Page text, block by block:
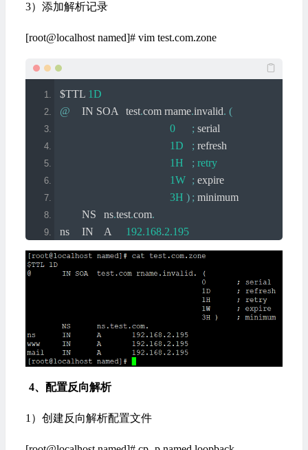
3）添加解析记录
[root@localhost named]# vim test.com.zone
$TTL 1D
@
	IN SOA	test
.com rname.invalid. (
0
; serial
1D
; refresh
1H
; retry
1W
; expire
3H ) ; minimum
	NS	ns
.test.com.
ns	IN	A 192.168.2.195
www	IN	A 192.168.2.195
4、配置反向解析
1）创建反向解析配置文件